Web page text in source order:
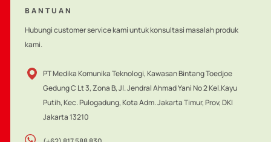
BANTUAN
Hubungi customer service kami untuk konsultasi masalah produk
kami.
PT Medika Komunika Teknologi, Kawasan Bintang Toedjoe
Gedung C Lt 3, Zona B, Jl. Jendral Ahmad Yani No 2 Kel.Kayu
Putih, Kec. Pulogadung, Kota Adm. Jakarta Timur, Prov, DKI
Jakarta 13210